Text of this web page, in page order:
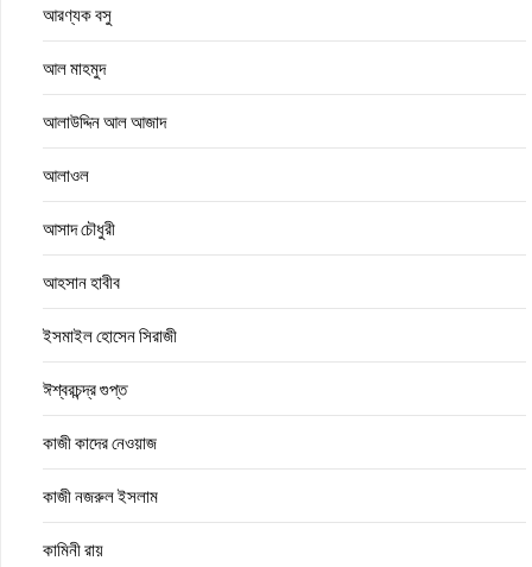
আরণ্যক বসু
আল মাহমুদ
আলাউদ্দিন আল আজাদ
আলাওল
আসাদ চৌধুরী
আহসান হাবীব
ইসমাইল হোসেন সিরাজী
ঈশ্বরচন্দ্র গুপ্ত
কাজী কাদের নেওয়াজ
কাজী নজরুল ইসলাম
কামিনী রায়